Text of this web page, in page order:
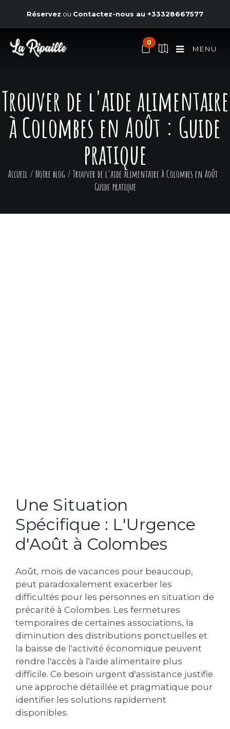
Réservez ou Contactez-nous au +33328667577
0
MENU
Trouver de l'aide alimentaire
à Colombes en Août : Guide
pratique
Accueil/ Notre blog / Trouver de l'aide alimentaire à Colombes en Août :
Guide pratique
Une Situation
Spécifique : L'Urgence
d'Août à Colombes
Août, mois de vacances pour beaucoup,
peut paradoxalement exacerber les
difficultés pour les personnes en situation de
précarité à Colombes. Les fermetures
temporaires de certaines associations, la
diminution des distributions ponctuelles et
la baisse de l'activité économique peuvent
rendre l'accès à l'aide alimentaire plus
difficile. Ce besoin urgent d'assistance justifie
une approche détaillée et pragmatique pour
identifier les solutions rapidement
disponibles.